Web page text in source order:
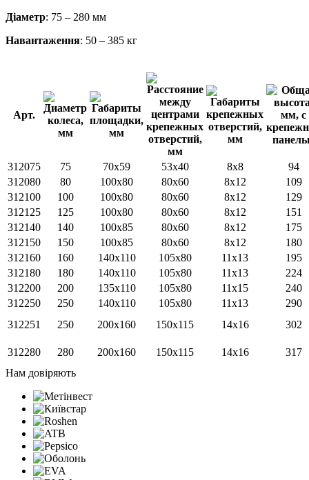
Діаметр: 75 – 280 мм
Навантаження: 50 – 385 кг
Арт.
312075 75 70x59 53x40 8x8
94
312080
80 100x80 80x60 8x12
109
312100
100 100x80 80x60 8x12
129
312125
125 100x80 80x60 8x12
151
312140
140 100х85 80x60 8x12
175
312150
150 100х85 80x60 8x12
180
312160
160 140x110 105x80 11x13
195
312180
180 140x110 105x80 11x13
224
312200
200 135х110 105x80 11x15
240
312250
250 140x110 105x80 11x13
290
312251
250 200x160 150x115 14x16 302
312280 280 200x160 150x115 14x16
317
Нам довіряють